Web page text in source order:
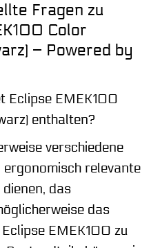
Fragen zu
Color
– Powered by
Eclipse EMEK100
enthalten?
verschiedene
relevante
das
das
EMEK100 zu